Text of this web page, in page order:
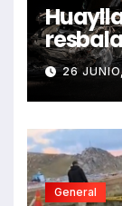
e 26
General